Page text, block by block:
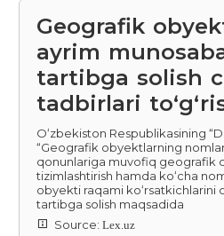
Geografik
ayrim
tartibga solish
tadbirlari
Oʻzbekiston Respublikasining
“Geografik obyektlarning
qonunlariga muvofiq geografik
tizimlashtirish hamda koʻcha
obyekti raqami koʻrsatkichlarini
tartibga solish maqsadida
Source: Lex.uz